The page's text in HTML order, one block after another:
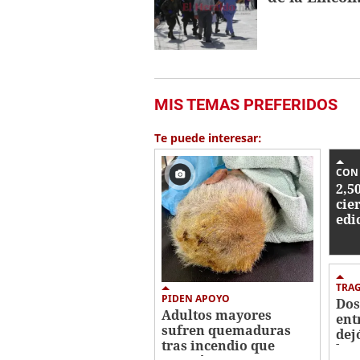
MIS TEMAS PREFERIDOS
Te puede interesar:
PIDEN APOYO
Adultos mayores
sufren quemaduras
tras incendio que
CON